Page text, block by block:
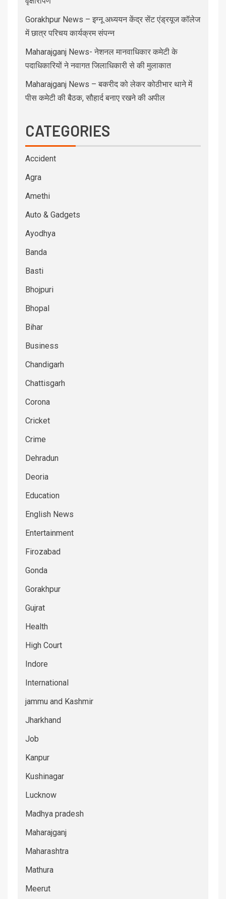
Gorakhpur News – इग्नू अध्ययन केंद्र सेंट एंड्रयूज कॉलेज
में छात्र परिचय कार्यक्रम संपन्न
Maharajganj News- नेशनल मानवाधिकार कमेटी के
पदाधिकारियों ने नवागत जिलाधिकारी से की मुलाकात
Maharajganj News – बकरीद को लेकर कोठीभार थाने में
पीस कमेटी की बैठक, सौहार्द बनाए रखने की अपील
CATEGORIES
Accident
Agra
Amethi
Auto & Gadgets
Ayodhya
Banda
Basti
Bhojpuri
Bhopal
Bihar
Business
Chandigarh
Chattisgarh
Corona
Cricket
Crime
Dehradun
Deoria
Education
English News
Entertainment
Firozabad
Gonda
Gorakhpur
Gujrat
Health
High Court
Indore
International
jammu and Kashmir
Jharkhand
Job
Kanpur
Kushinagar
Lucknow
Madhya pradesh
Maharajganj
Maharashtra
Mathura
Meerut